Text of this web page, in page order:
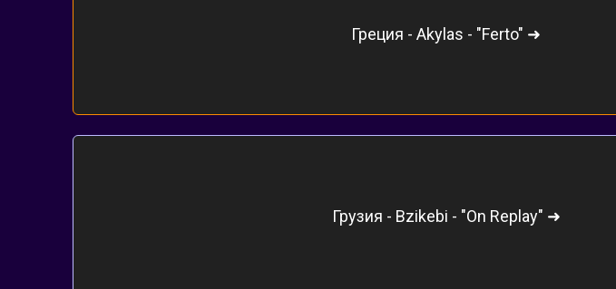
Греция - Akylas - "Ferto" ➜
Грузия - Bzikebi - "On Replay" ➜